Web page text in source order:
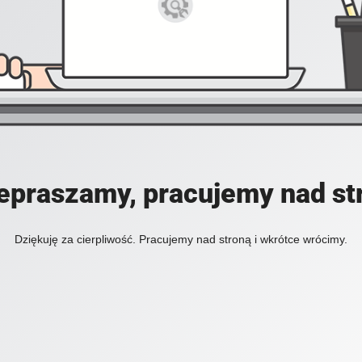
pracujemy nad
Dziękuję za cierpliwość. Pracujemy nad stroną i wkrótce wrócimy.